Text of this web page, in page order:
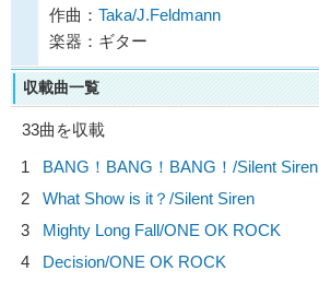
作曲： Taka/J.Feldmann
楽器：ギター
収載曲一覧
33曲を収載
1
BANG！BANG！BANG！/Silent Siren
2
What Show is it？/Silent Siren
3
Mighty Long Fall/ONE OK ROCK
4
Decision/ONE OK ROCK